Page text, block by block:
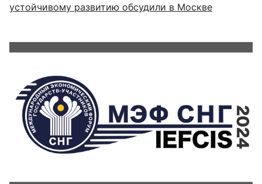
устойчивому развитию обсудили в Москве